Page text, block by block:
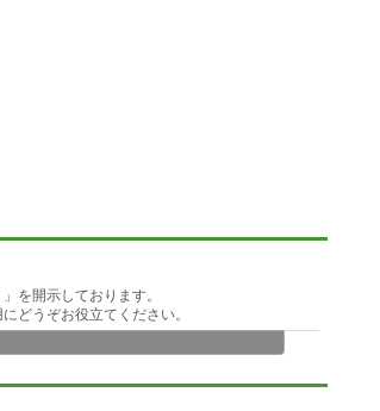
を開示しております。
どうぞお役立てください。